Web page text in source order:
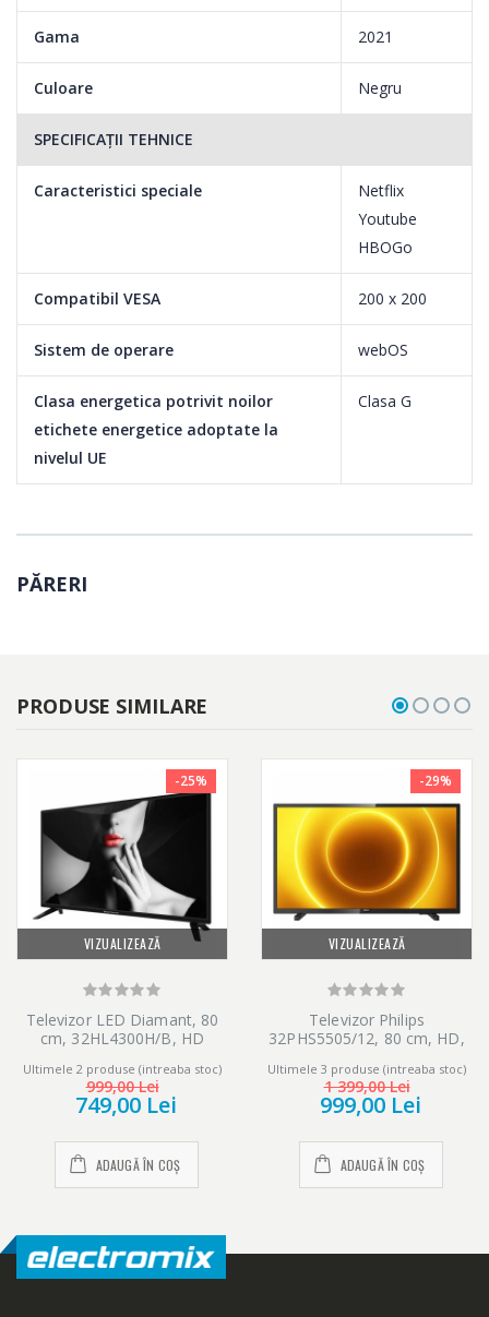
Gama 2021
Culoare Negru
SPECIFICAȚII TEHNICE
Caracteristici speciale
Netflix
Youtube
HBOGo
Compatibil VESA 200 x 200
Sistem de operare webOS
Clasa energetica potrivit noilor
etichete energetice adoptate la
nivelul UE
Clasa G
PĂRERI
PRODUSE SIMILARE
VIZUALIZEAZĂ
-25%
Televizor LED Diamant, 80
cm, 32HL4300H/B, HD
Ultimele 2 produse (intreaba stoc)
999,00 Lei
749,00 Lei
ADAUGĂ ÎN COȘ
VIZUALIZEAZĂ
-29%
Televizor Philips
32PHS5505/12, 80 cm, HD,
Ultimele 3 produse (intreaba stoc)
1 399,00 Lei
999,00 Lei
ADAUGĂ ÎN COȘ